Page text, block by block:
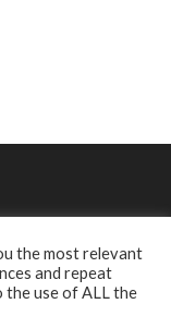
PRIVACY
the most relevant
and repeat
the use of ALL the